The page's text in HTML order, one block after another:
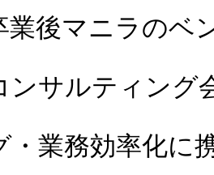
業後マニラのベ
ンサルティング
・業務効率化に